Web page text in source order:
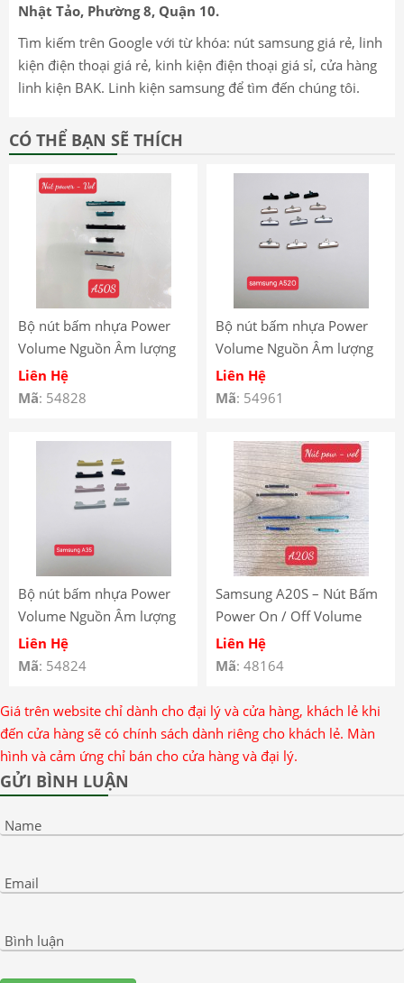
Nhật Tảo, Phường 8, Quận 10.
Tìm kiếm trên Google với từ khóa: nút samsung giá rẻ, linh
kiện điện thoại giá rẻ, kinh kiện điện thoại giá sỉ, cửa hàng
linh kiện BAK. Linh kiện samsung để tìm đến chúng tôi.
CÓ THỂ BẠN SẼ THÍCH
Bộ nút bấm nhựa Power
Volume Nguồn Âm lượng
Samsung A50s
Liên Hệ
Mã: 54828
Bộ nút bấm nhựa Power
Volume Nguồn Âm lượng
Samsung A520 A5 2017
Liên Hệ
Mã: 54961
Bộ nút bấm nhựa Power
Volume Nguồn Âm lượng
Samsung A35
Liên Hệ
Mã: 54824
Samsung A20S – Nút Bấm
Power On / Off Volume
Âm Lượng Ngoài Samsung
Galaxy A20S – Samsung
Volume Button
Liên Hệ
Mã: 48164
Giá trên website chỉ dành cho đại lý và cửa hàng, khách lẻ khi
đến cửa hàng sẽ có chính sách dành riêng cho khách lẻ. Màn
hình và cảm ứng chỉ bán cho cửa hàng và đại lý.
GỬI BÌNH LUẬN
Name
Email
Bình luận